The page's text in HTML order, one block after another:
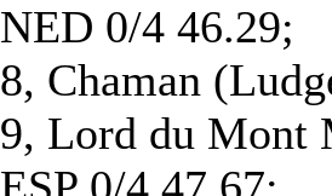
NED 0/4 46.29;
8, Chaman
9, Lord du Mont